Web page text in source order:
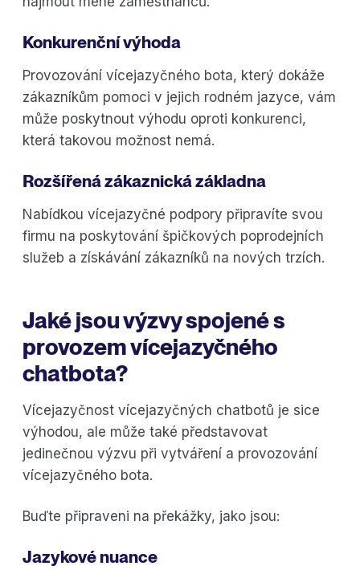
Konkurenční výhoda
Provozování vícejazyčného bota, který dokáže
zákazníkům pomoci v jejich rodném jazyce, vám
může poskytnout výhodu oproti konkurenci,
která takovou možnost nemá.
Rozšířená zákaznická základna
Nabídkou vícejazyčné podpory připravíte svou
firmu na poskytování špičkových poprodejních
služeb a získávání zákazníků na nových trzích.
Jaké jsou výzvy spojené s
provozem vícejazyčného
chatbota?
Vícejazyčnost vícejazyčných chatbotů je sice
výhodou, ale může také představovat
jedinečnou výzvu při vytváření a provozování
vícejazyčného bota.
Buďte připraveni na překážky, jako jsou:
Jazykové nuance